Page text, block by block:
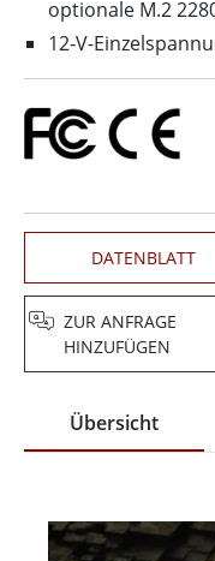
optionale M.2
12-V-
DATENBLATT
ZUR ANFRAGE
HINZUFÜGEN
Übersicht